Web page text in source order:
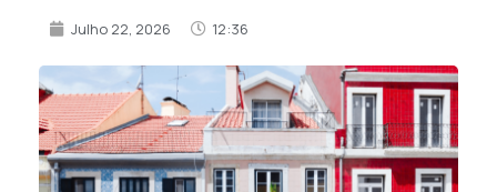
Julho 22, 2026 12:36